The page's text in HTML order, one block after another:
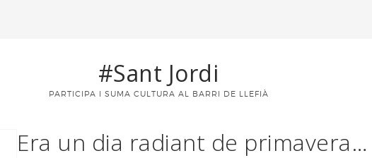
#Sant Jordi
PARTICIPA I SUMA CULTURA AL BARRI DE LLEFIÀ
Era un dia radiant de primavera…